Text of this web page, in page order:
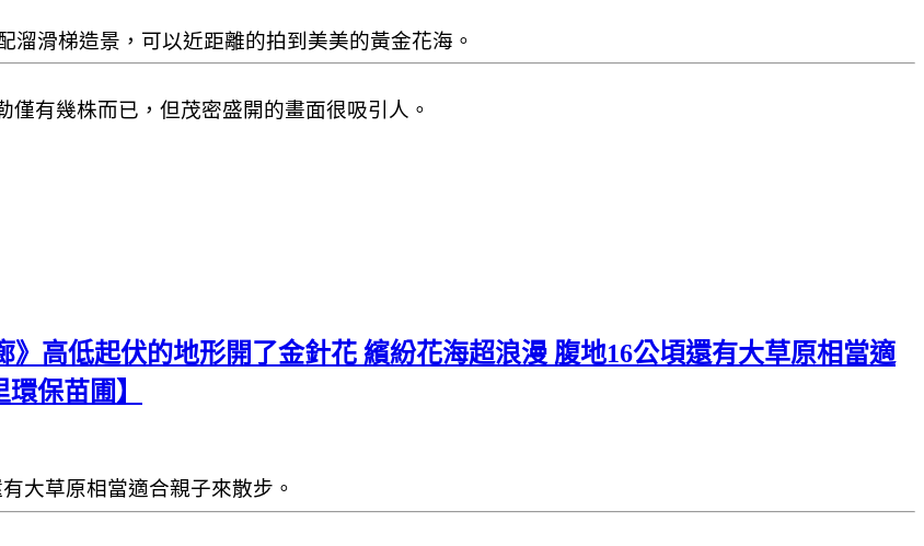
溜滑梯造景，可以近距離的拍到美美的黃金花海。
僅有幾株而已，但茂密盛開的畫面很吸引人。
高低起伏的地形開了金針花 繽紛花海超浪漫 腹地16公頃還有大草原相當適
保苗圃】
大草原相當適合親子來散步。